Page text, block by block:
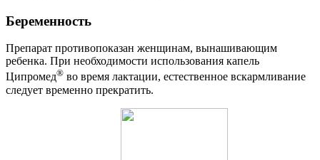
Беременность
Препарат противопоказан женщинам, вынашивающим
ребенка. При необходимости использования капель
Ципромед® во время лактации, естественное вскармливание
следует временно прекратить.